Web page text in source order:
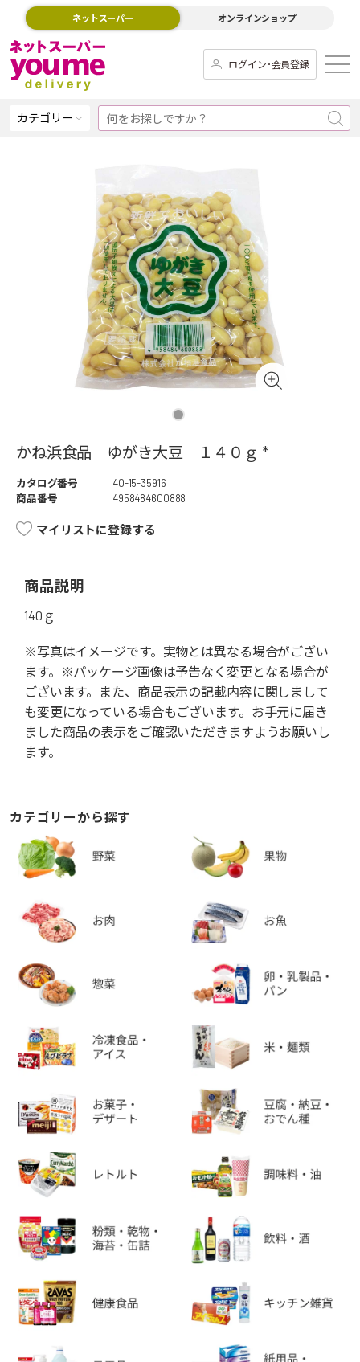
ネットスーパー オンラインショップ
ログイン･会員登録
カテゴリー
かね浜食品 ゆがき大豆 １４０ｇ *
カタログ番号
40-15-35916
商品番号
4958484600888
マイリストに登録する
商品説明
140ｇ
※写真はイメージです。実物とは異なる場合がござい
ます。※パッケージ画像は予告なく変更となる場合が
ございます。また、商品表示の記載内容に関しまして
も変更になっている場合もございます。お手元に届き
ました商品の表示をご確認いただきますようお願いし
ます。
カテゴリーから探す